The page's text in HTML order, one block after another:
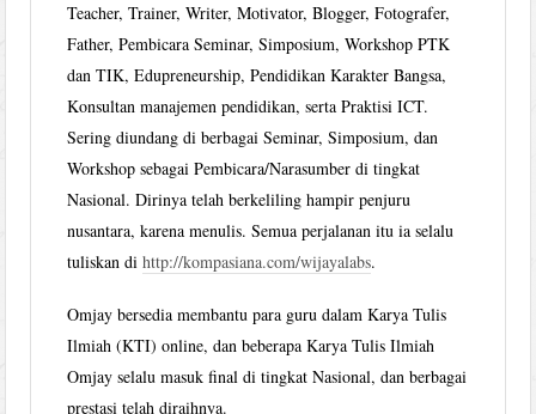
Teacher, Trainer, Writer, Motivator, Blogger, Fotografer,
Father, Pembicara Seminar, Simposium, Workshop PTK
dan TIK, Edupreneurship, Pendidikan Karakter Bangsa,
Konsultan manajemen pendidikan, serta Praktisi ICT.
Sering diundang di berbagai Seminar, Simposium, dan
Workshop sebagai Pembicara/Narasumber di tingkat
Nasional. Dirinya telah berkeliling hampir penjuru
nusantara, karena menulis. Semua perjalanan itu ia selalu
tuliskan dihttp://kompasiana.com/wijayalabs.
Omjay bersedia membantu para guru dalam Karya Tulis
Ilmiah (KTI) online, dan beberapa Karya Tulis Ilmiah
Omjay selalu masuk final di tingkat Nasional, dan berbagai
prestasi telah diraihnya.